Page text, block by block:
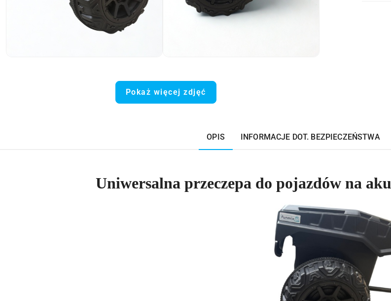
Pokaż więcej zdjęć
OPIS INFORMACJE DOT. BEZPIECZEŃSTWA
Uniwersalna przeczepa do pojazdów na